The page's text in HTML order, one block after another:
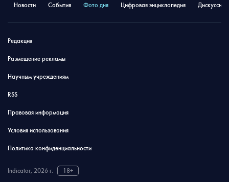
Новости События Фото дня Цифровая энциклопедия
Редакция
Размещение рекламы
Научным учреждениям
RSS
Правовая информация
Условия использования
Политика конфиденциальности
Indicator, 2026 г.
18+